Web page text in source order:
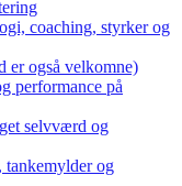
coaching, styrker og
er også velkomne)
performance på
selvværd og
tankemylder og